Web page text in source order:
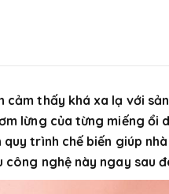
thấy khá xa lạ với
lừng của từng miếng ổi
trình chế biến giúp
nghệ này ngay sau